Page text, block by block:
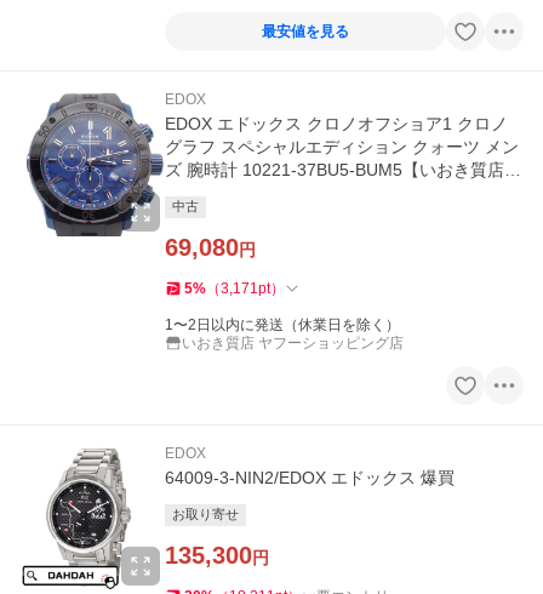
最安値を見る
EDOX
EDOX エドックス クロノオフショア1 クロノ
グラフ スペシャルエディション クォーツ メン
ズ 腕時計 10221-37BU5-BUM5【いおき質店】
中古
69,080円
5% （3,171pt）
1〜2日以内に発送（休業日を除く）
いおき質店 ヤフーショッピング店
EDOX
64009-3-NIN2/EDOX エドックス 爆買
お取り寄せ
135,300円